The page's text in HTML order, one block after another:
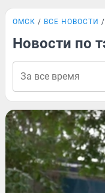
ОМСК ВСЕ НОВОСТИ
Новости по